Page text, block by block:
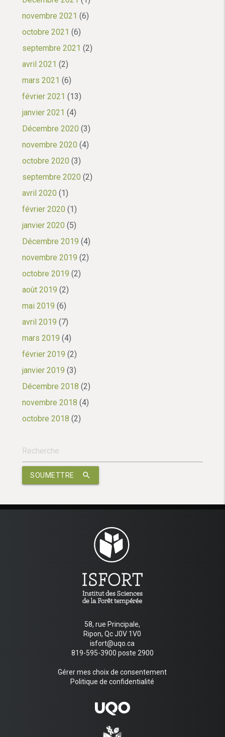
novembre 2021 (6)
octobre 2021 (6)
septembre 2021 (2)
avril 2021 (2)
mars 2021 (6)
février 2021 (13)
janvier 2021 (4)
Décembre 2020 (3)
novembre 2020 (4)
octobre 2020 (3)
septembre 2020 (2)
avril 2020 (1)
février 2020 (1)
janvier 2020 (5)
Décembre 2019 (4)
novembre 2019 (2)
octobre 2019 (2)
août 2019 (2)
mai 2019 (6)
avril 2019 (7)
mars 2019 (4)
février 2019 (2)
janvier 2019 (3)
Décembre 2018 (2)
novembre 2018 (4)
octobre 2018 (2)
search
SOUMETTRE
58, rue Principale,
Ripon, Qc J0V 1V0
isfort@uqo.ca
819-595-3900 poste 2900
Gérer mes choix de consentement
Politique de confidentialité